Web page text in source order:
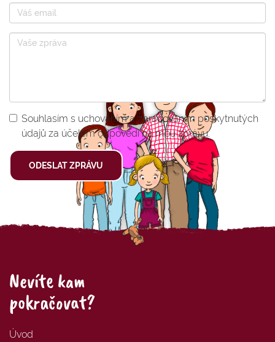
Souhlasím s uchováním a zpracováním poskytnutých
údajů za účelem odpovědi na mou zprávu.
ODESLAT ZPRÁVU
Nevíte kam
pokračovat?
Úvod